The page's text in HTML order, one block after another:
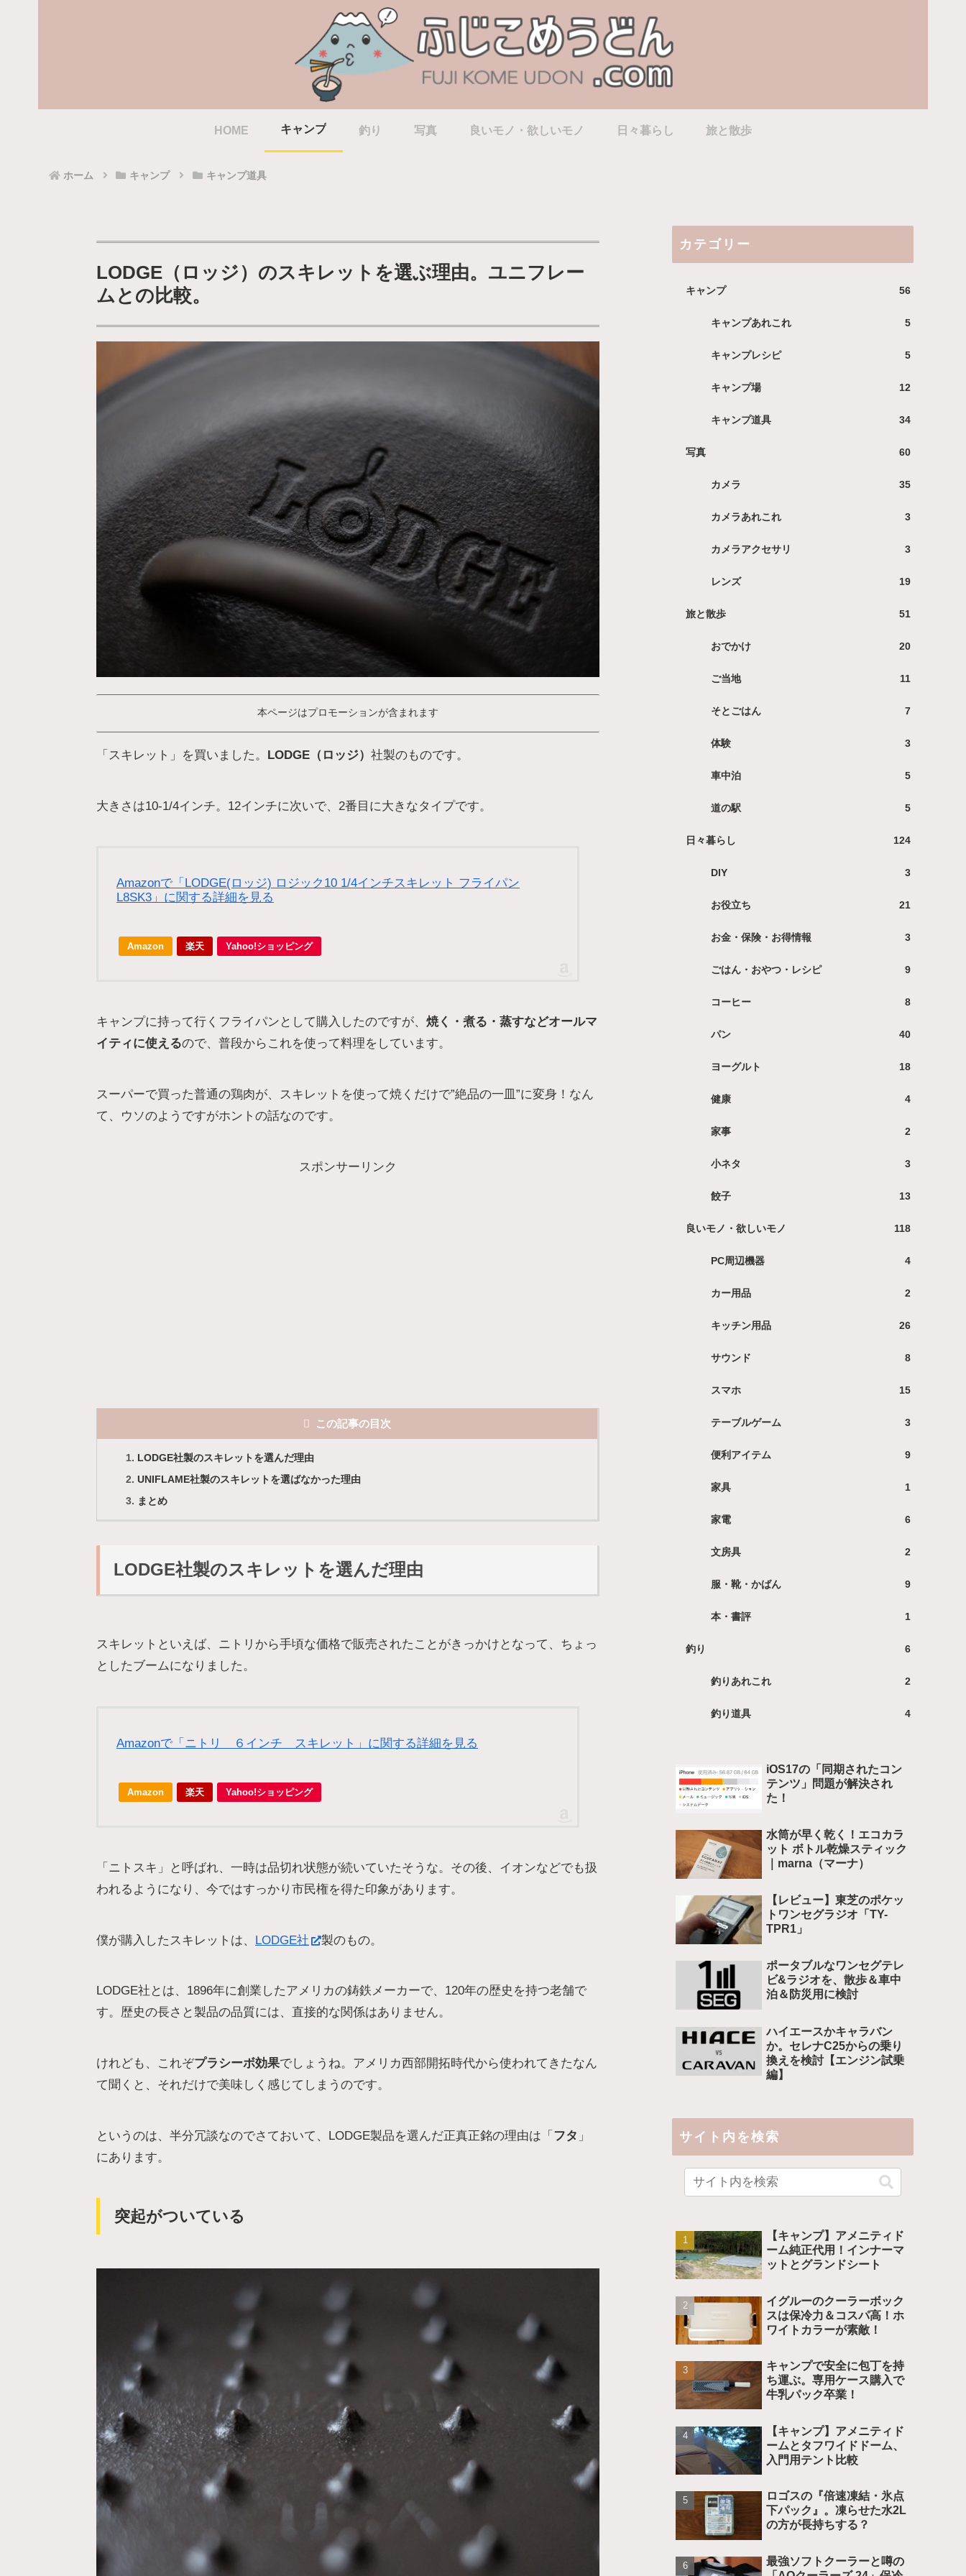
HOME キャンプ 釣り 写真 良いモノ・欲しいモノ 日々暮らし 旅と散歩
ホーム キャンプ キャンプ道具
LODGE（ロッジ）のスキレットを選ぶ理由。ユニフレー
ムとの比較。
本ページはプロモーションが含まれます
「スキレット」を買いました。 LODGE（ロッジ） 社製のものです。
大きさは10-1/4インチ。12インチに次いで、2番目に大きなタイプです。
Amazonで「LODGE(ロッジ) ロジック10 1/4インチスキレット フライパン
L8SK3」に関する詳細を見る
Amazon 楽天 Yahoo!ショッピング
キャンプに持って行くフライパンとして購入したのですが、 焼く・煮る・蒸すなどオールマ
イティに使えるので、普段からこれを使って料理をしています。
スーパーで買った普通の鶏肉が、スキレットを使って焼くだけで”絶品の一皿”に変身！なん
て、ウソのようですがホントの話なのです。
スポンサーリンク
この記事の目次
LODGE社製のスキレットを選んだ理由
UNIFLAME社製のスキレットを選ばなかった理由
まとめ
LODGE社製のスキレットを選んだ理由
スキレットといえば、ニトリから手頃な価格で販売されたことがきっかけとなって、ちょっ
としたブームになりました。
Amazonで「ニトリ ６インチ スキレット」に関する詳細を見る
Amazon 楽天 Yahoo!ショッピング
「ニトスキ」と呼ばれ、一時は品切れ状態が続いていたそうな。その後、イオンなどでも扱
われるようになり、今ではすっかり市民権を得た印象があります。
僕が購入したスキレットは、 LODGE社 製のもの。
LODGE社とは、1896年に創業したアメリカの鋳鉄メーカーで、120年の歴史を持つ老舗で
す。歴史の長さと製品の品質には、直接的な関係はありません。
けれども、これぞプラシーボ効果でしょうね。アメリカ西部開拓時代から使われてきたなん
て聞くと、それだけで美味しく感じてしまうのです。
というのは、半分冗談なのでさておいて、LODGE製品を選んだ正真正銘の理由は「 フタ 」
にあります。
突起がついている
カテゴリー
キャンプ 56
キャンプあれこれ 5
キャンプレシピ 5
キャンプ場 12
キャンプ道具 34
写真 60
カメラ 35
カメラあれこれ 3
カメラアクセサリ 3
レンズ 19
旅と散歩 51
おでかけ 20
ご当地 11
そとごはん 7
体験 3
車中泊 5
道の駅 5
日々暮らし 124
DIY 3
お役立ち 21
お金・保険・お得情報 3
ごはん・おやつ・レシピ 9
コーヒー 8
パン 40
ヨーグルト 18
健康 4
家事 2
小ネタ 3
餃子 13
良いモノ・欲しいモノ 118
PC周辺機器 4
カー用品 2
キッチン用品 26
サウンド 8
スマホ 15
テーブルゲーム 3
便利アイテム 9
家具 1
家電 6
文房具 2
服・靴・かばん 9
本・書評 1
釣り 6
釣りあれこれ 2
釣り道具 4
iOS17の「同期されたコン
テンツ」問題が解決され
た！
水筒が早く乾く！エコカラ
ット ボトル乾燥スティック
｜marna（マーナ）
【レビュー】東芝のポケッ
トワンセグラジオ「TY-
TPR1」
ポータブルなワンセグテレ
ビ&ラジオを、散歩＆車中
泊＆防災用に検討
ハイエースかキャラバン
か。セレナC25からの乗り
換えを検討【エンジン試乗
編】
サイト内を検索
【キャンプ】アメニティド
ーム純正代用！インナーマ
ットとグランドシート
イグルーのクーラーボック
スは保冷力＆コスパ高！ホ
ワイトカラーが素敵！
キャンプで安全に包丁を持
ち運ぶ。専用ケース購入で
牛乳パック卒業！
【キャンプ】アメニティド
ームとタフワイドドーム、
入門用テント比較
ロゴスの『倍速凍結・氷点
下パック』。凍らせた水2L
の方が長持ちする？
最強ソフトクーラーと噂の